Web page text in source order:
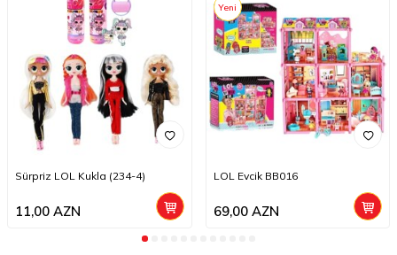
Sürpriz LOL Kukla (234-4)
11,00 AZN
Yeni
LOL Evcik BB016
69,00AZN